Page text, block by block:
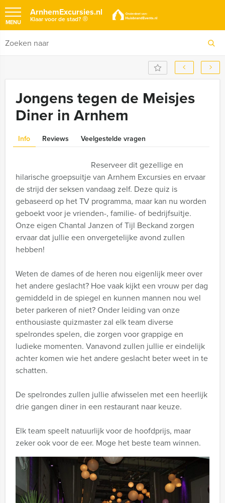
ArnhemExcursies.nl
Klaar voor de stad?®
MENU
Jongens tegen de Meisjes
Diner in Arnhem
Info Reviews Veelgestelde vragen
Reserveer dit gezellige en
hilarische groepsuitje van Arnhem Excursies en ervaar
de strijd der seksen vandaag zelf. Deze quiz is
gebaseerd op het TV programma, maar kan nu worden
geboekt voor je vrienden-, familie- of bedrijfsuitje.
Onze eigen Chantal Janzen of Tijl Beckand zorgen
ervaar dat jullie een onvergetelijke avond zullen
hebben!
Weten de dames of de heren nou eigenlijk meer over
het andere geslacht? Hoe vaak kijkt een vrouw per dag
gemiddeld in de spiegel en kunnen mannen nou wel
beter parkeren of niet? Onder leiding van onze
enthousiaste quizmaster zal elk team diverse
spelrondes spelen, die zorgen voor grappige en
ludieke momenten. Vanavond zullen jullie er eindelijk
achter komen wie het andere geslacht beter weet in te
schatten.
De spelrondes zullen jullie afwisselen met een heerlijk
drie gangen diner in een restaurant naar keuze.
Elk team speelt natuurlijk voor de hoofdprijs, maar
zeker ook voor de eer. Moge het beste team winnen.